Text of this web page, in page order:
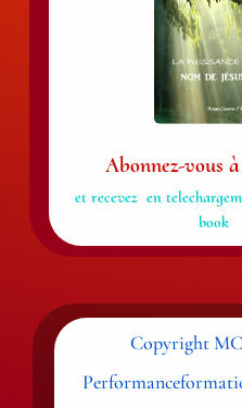
Abonnez-vous
et recevez en
book
Copyright